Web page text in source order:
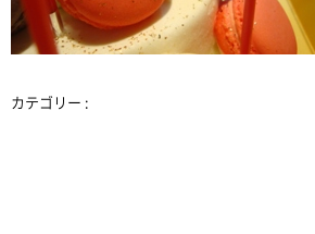
カテゴリー :